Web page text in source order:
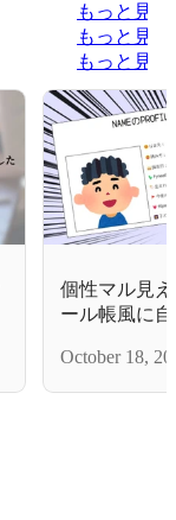
もっと見る
もっと見る
もっと見る
個性マル見
ール帳風に
October 18,